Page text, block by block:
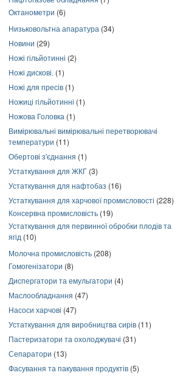
Октанометри (6)
Низьковольтна апаратура (34)
Новини (29)
Ножі гільйотинні (2)
Ножі дискові. (1)
Ножі для пресів (1)
Ножиці гільйотинні (1)
Ножова Головка (1)
Вимірювальні вимірювальні перетворювачі
температури (11)
Обертові з'єднання (1)
Устаткування для ЖКГ (3)
Устаткування для нафтобаз (16)
Устаткування для харчової промисловості (228)
Консервна промисловість (19)
Устаткування для первинної обробки плодів та
ягід (10)
Молочна промисловість (208)
Гомогенізатори (8)
Диспергатори та емульгатори (4)
Маслообладнання (47)
Насоси харчові (47)
Устаткування для виробництва сирів (11)
Пастеризатори та охолоджувачі (31)
Сепаратори (13)
Фасування та пакування продуктів (5)